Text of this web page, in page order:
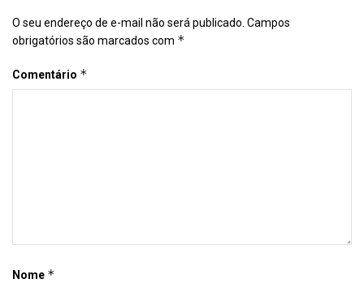
O seu endereço de e-mail não será publicado. Campos
obrigatórios são marcados com *
Comentário *
Nome *